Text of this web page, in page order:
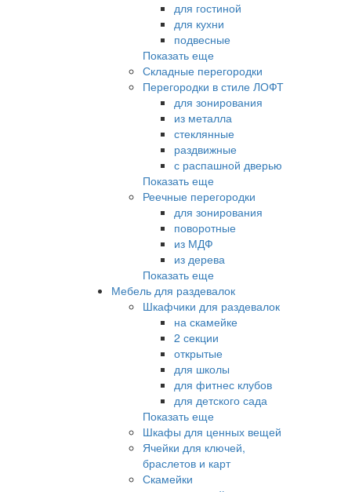
для гостиной
для кухни
подвесные
Показать еще
Складные перегородки
Перегородки в стиле ЛОФТ
для зонирования
из металла
стеклянные
раздвижные
с распашной дверью
Показать еще
Реечные перегородки
для зонирования
поворотные
из МДФ
из дерева
Показать еще
Мебель для раздевалок
Шкафчики для раздевалок
на скамейке
2 секции
открытые
для школы
для фитнес клубов
для детского сада
Показать еще
Шкафы для ценных вещей
Ячейки для ключей,
браслетов и карт
Скамейки